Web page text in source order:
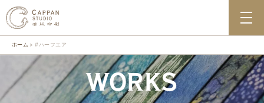
ホーム #ハーフエア
WORKS